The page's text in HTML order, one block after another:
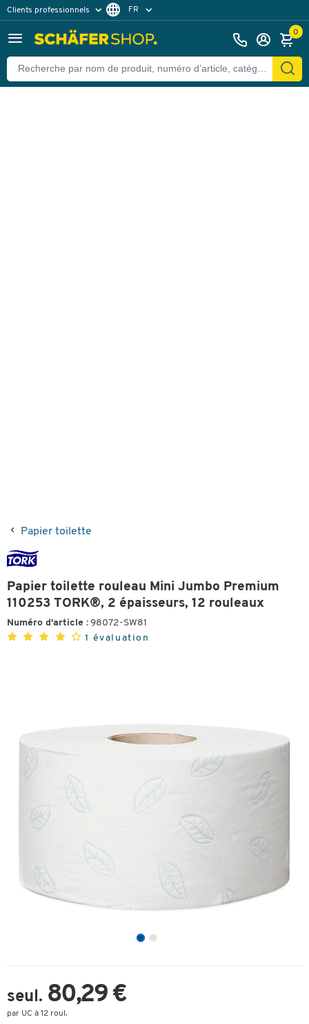
Clients professionnels
Clients particuliers
FR
0
Papier toilette
Papier toilette rouleau Mini Jumbo Premium
110253 TORK®, 2 épaisseurs, 12 rouleaux
Numéro d'article : 98072-SW81
1 évaluation
seul. 80,29 €
par UC à 12 roul.
Retour